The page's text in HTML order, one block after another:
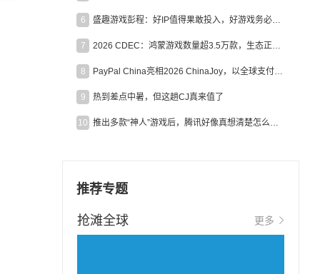
6 盛趣游戏彭程：好IP值得果敢投入，好游戏务必长效经营
7 2026 CDEC：鸿蒙游戏数量超3.5万款，生态正循环加速产业高质量发展
8 PayPal China亮相2026 ChinaJoy，以全球支付能力助力中国游戏企业深化全球运营
9 热到差点中暑，但这趟CJ真来值了
10 推出多款“神人”游戏后，腾讯好像真想清楚怎么做二次元了
推荐专题
抢滩全球 更多